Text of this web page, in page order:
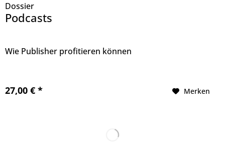
Dossier
Podcasts
Wie Publisher profitieren können
27,00 € * Merken